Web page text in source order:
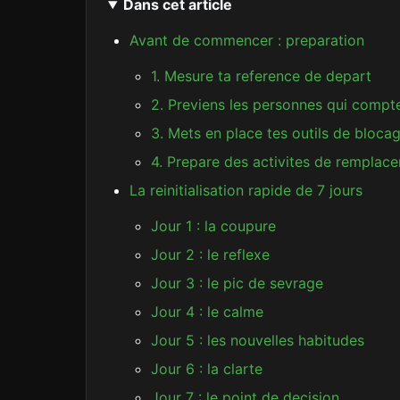
Dans cet article
Avant de commencer : preparation
1. Mesure ta reference de depart
2. Previens les personnes qui
3. Mets en place tes outils de
4. Prepare des activites de
La reinitialisation rapide de 7 jours
Jour 1 : la coupure
Jour 2 : le reflexe
Jour 3 : le pic de sevrage
Jour 4 : le calme
Jour 5 : les nouvelles habitudes
Jour 6 : la clarte